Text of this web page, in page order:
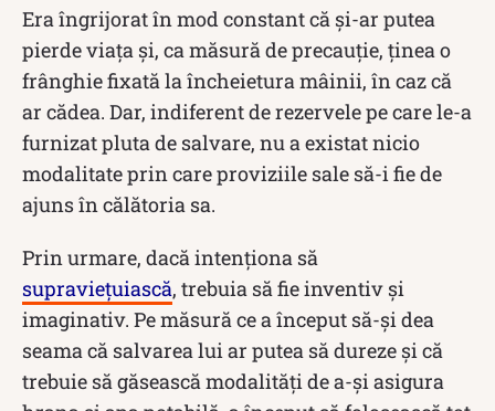
Era îngrijorat în mod constant că și-ar putea
pierde viața și, ca măsură de precauție, ținea o
frânghie fixată la încheietura mâinii, în caz că
ar cădea. Dar, indiferent de rezervele pe care le-a
furnizat pluta de salvare, nu a existat nicio
modalitate prin care proviziile sale să-i fie de
ajuns în călătoria sa.
Prin urmare, dacă intenționa să
supraviețuiască, trebuia să fie inventiv și
imaginativ. Pe măsură ce a început să-și dea
seama că salvarea lui ar putea să dureze și că
trebuie să găsească modalități de a-și asigura